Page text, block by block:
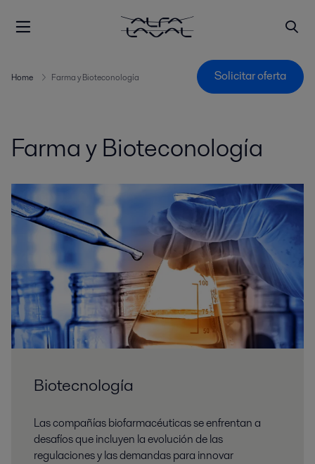
Home Farma y Bioteconología Solicitar oferta
Farma y Bioteconología
Biotecnología
Las compañías biofarmacéuticas se enfrentan a
desafíos que incluyen la evolución de las
regulaciones y las demandas para innovar